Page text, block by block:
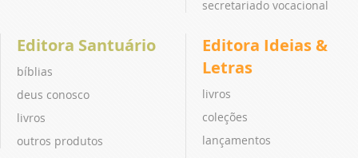
secretariado vocacional
Editora Santuário
bíblias
deus conosco
livros
outros produtos
Editora Ideias &
Letras
livros
coleções
lançamentos